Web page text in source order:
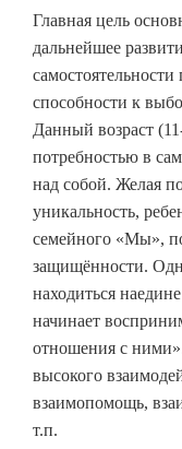
Главная цель
дальнейшее
способности к
Данный возраст
потребностью в
над собой. Желая
уникальность,
семейного «Мы»,
защищённости.
находиться
начинает
отношения с
высокого
взаимопомощь,
т.п.